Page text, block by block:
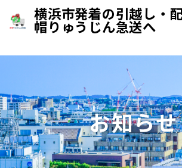
横浜市発着の引越し・
帽りゅうじん急送へ
お知らせ